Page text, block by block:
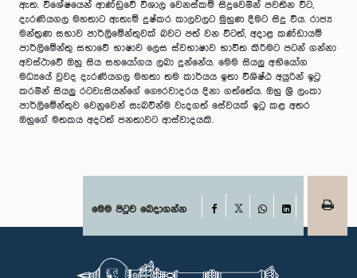
ඇත. විශේෂයෙන් ආණ්ඩුවේ විශාල වෙනස්කම් සිදුවෙමින් පවතින විට,
දැරණියගල මහතාට ඇතැම් දුෂ්කර කාලවලට මුහුණ දීමට සිදු විය. රාජ්‍ය
මන්ත්‍රණ සභාව පාර්ලිමේන්තුවක් බවට පත් වන විටත්, අදාළ කණ්ඩායම්
පාර්ලිමේන්තු සභාවේ භාෂාව ලෙස ස්වභාෂාව භාවිත කිරීමට පටන් ගන්නා
අවස්ථාවේ ඔහු සිය සහයෝගය ලබා දුන්නේය. මෙම සියලු අභියෝග
මධ්‍යයේ වුවද දැරණියගල මහතා තම කාර්යය ඉතා විශිෂ්ඨ අයුරින් ඉටු
කරමින් සියලු රටවැසියන්ගේ ගෞරවාදරය දිනා ගත්තේය. ඔහු ශ්‍රී ලංකා
පාර්ලිමේන්තුව වෙනුවෙන් සැබවින්ම වැදගත් සේවයක් ඉටු කළ අතර
ඔහුගේ මතකය අදටත් ජනතාවට ආස්වාදයකි.
මෙම පිටුව බෙදාගන්න Facebook